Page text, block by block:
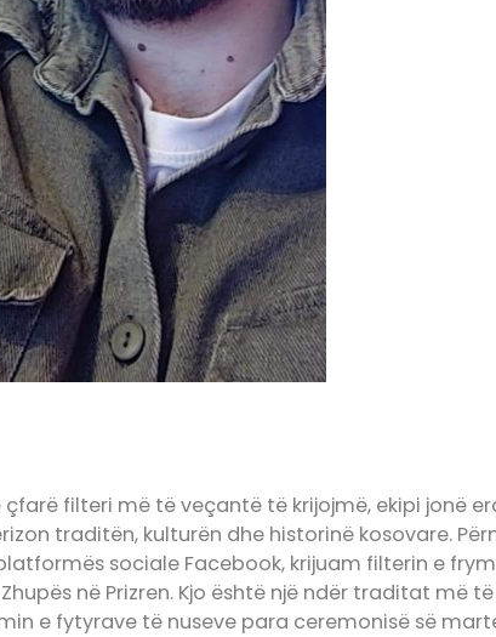
filteri më të veçantë të krijojmë, ekipi jonë
traditën, kulturën dhe historinë kosovare.
sociale Facebook, krijuam filterin e
në Prizren. Kjo është një ndër traditat më
e fytyrave të nuseve para ceremonisë së